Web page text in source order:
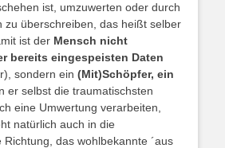
ist, umzuwerten oder durch
zu überschreiben, das heißt selber
ist der Mensch nicht
bereits eingespeisten Daten
sondern ein (Mit)Schöpfer, ein
er selbst die traumatischsten
eine Umwertung verarbeiten,
natürlich auch in die
das wohlbekannte ´aus